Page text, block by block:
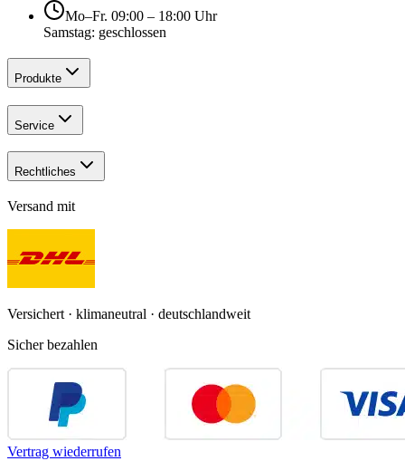
Mo–Fr. 09:00 – 18:00 Uhr
Samstag: geschlossen
Produkte
Service
Rechtliches
Versand mit
Versichert · klimaneutral · deutschlandweit
Sicher bezahlen
Vertrag wiederrufen